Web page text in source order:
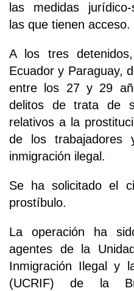
las medidas jurídico-
las que tienen acceso.
A los tres
Ecuador y Paraguay,
entre los 27 y 29
delitos de trata de
relativos a la
de los trabajadores
inmigración ilegal.
Se ha solicitado el
prostíbulo.
La operación ha
agentes de la
Inmigración Ilegal y
(UCRIF) de la